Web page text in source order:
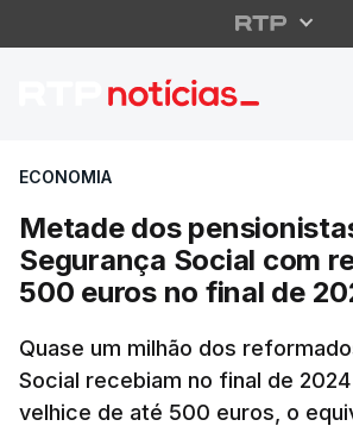
Metade dos
ECONOMIA
Metade dos
Segurança Social com
500 euros no final de
Quase um milhão dos
Social recebiam no final de
velhice de até 500 euros, o